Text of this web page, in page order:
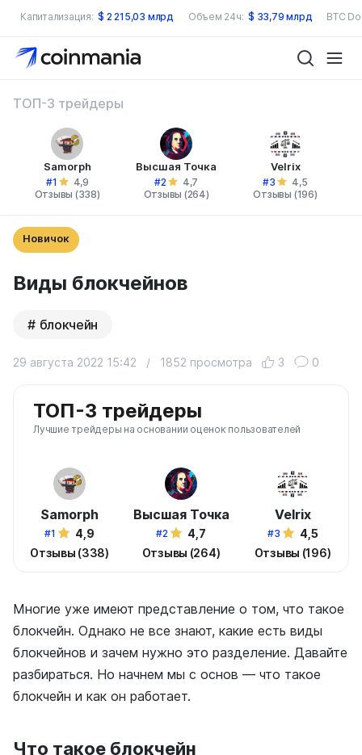
Капитализация: $ 2 215,03 млрд Объем 24ч: $ 33,79 млрд BTC
ТОП-3 трейдеры
Samorph
#1
4,9
Отзывы (338)
Высшая Точка
#2
4,7
Отзывы (264)
Velrix
#3
4,5
Отзывы (196)
Новичок
Виды блокчейнов
блокчейн
29 августа 2022 15:42 / 1852 просмотра 3 0
ТОП-3 трейдеры
Лучшие трейдеры на основании оценок пользователей
Samorph
#1
4,9
Отзывы (338)
Высшая Точка
#2
4,7
Отзывы (264)
Velrix
#3
4,5
Отзывы (196)
Многие уже имеют представление о том, что такое
блокчейн. Однако не все знают, какие есть виды
блокчейнов и зачем нужно это разделение. Давайте
разбираться. Но начнем мы с основ — что такое
блокчейн и как он работает.
Что такое блокчейн